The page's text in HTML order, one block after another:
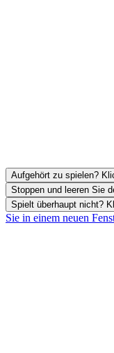
Aufgehört zu spielen?
Stoppen und leeren Sie
Spielt überhaupt nicht?
Sie in einem neuen